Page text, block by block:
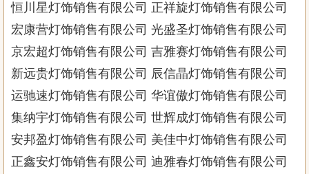
恒川星灯饰销售有限公司 正祥旋灯饰销售有限公司
宏康营灯饰销售有限公司 光盛圣灯饰销售有限公司
京宏超灯饰销售有限公司 吉雅赛灯饰销售有限公司
新远贵灯饰销售有限公司 辰信晶灯饰销售有限公司
运驰速灯饰销售有限公司 华谊傲灯饰销售有限公司
集纳宇灯饰销售有限公司 世辉成灯饰销售有限公司
安邦盈灯饰销售有限公司 美佳中灯饰销售有限公司
正鑫安灯饰销售有限公司 迪雅春灯饰销售有限公司